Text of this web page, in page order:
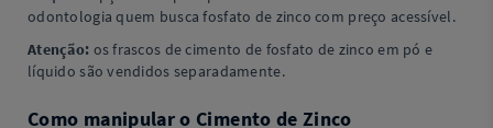
odontologia quem busca fosfato de zinco com preço acessível.
Atenção: os frascos de cimento de fosfato de zinco em pó e
líquido são vendidos separadamente.
Como manipular o Cimento de Zinco